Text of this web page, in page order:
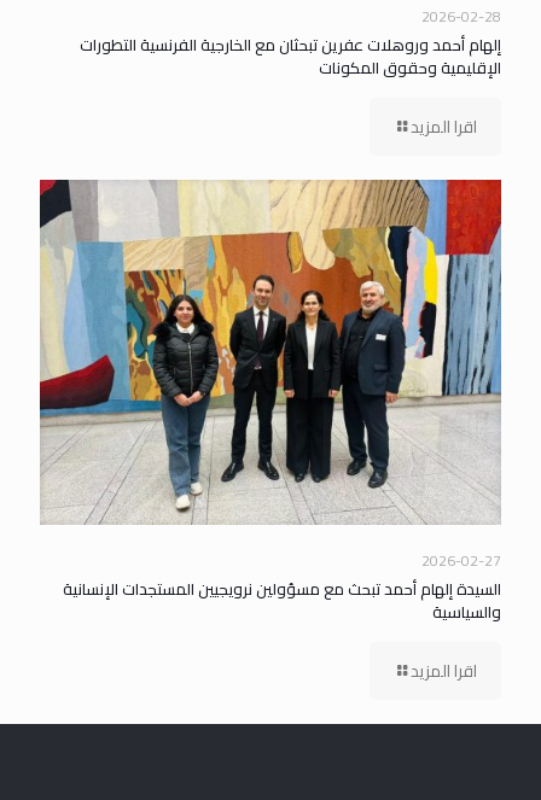
2026-02-28
إلهام أحمد وروهلات عفرين تبحثان مع الخارجية الفرنسية التطورات
الإقليمية وحقوق المكونات
اقرا المزيد
2026-02-27
السيدة إلهام أحمد تبحث مع مسؤولين نرويجيين المستجدات الإنسانية
والسياسية
اقرا المزيد